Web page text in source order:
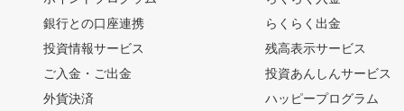
銀行との口座連携
投資情報サービス
ご入金・ご出金
外貨決済
らくらく出金
残高表示サービス
投資あんしんサービス
ハッピープログラム